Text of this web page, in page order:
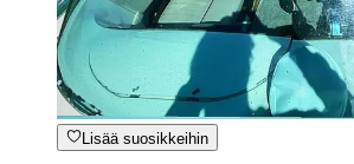
Lisää suosikkeihin